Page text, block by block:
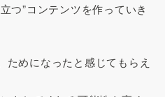
つ”コンテンツを作っていき
めになったと感じてもらえ